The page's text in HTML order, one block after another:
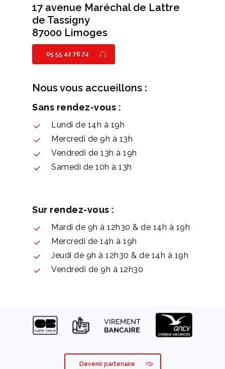
17 avenue Maréchal de Lattre
de Tassigny
87000 Limoges
05 55 42 76 74
Nous vous accueillons :
Sans rendez-vous :
Lundi de 14h à 19h
Mercredi de 9h à 13h
Vendredi de 13h à 19h
Samedi de 10h à 13h
Sur rendez-vous :
Mardi de 9h à 12h30 & de 14h à 19h
Mercredi de 14h à 19h
Jeudi de 9h à 12h30 & de 14h à 19h
Vendredi de 9h à 12h30
Devenir partenaire